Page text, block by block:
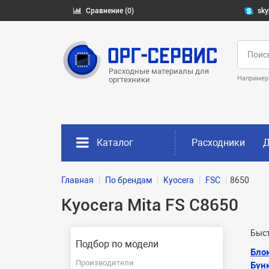
Сравнение (0)
Расходные материалы для
оргтехники
Каталог Расходники
Главная По брендам Kyocera FSC 8650
Kyocera Mita FS C8650
Подбор по модели
Производители